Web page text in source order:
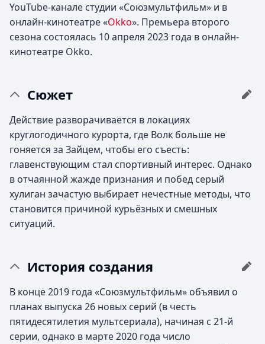
YouTube-канале студии «Союзмультфильм» и в
онлайн-кинотеатре «Okko». Премьера второго
сезона состоялась 10 апреля 2023 года в онлайн-
кинотеатре Okko.
Сюжет
Действие разворачивается в локациях
круглогодичного курорта, где Волк больше не
гоняется за Зайцем, чтобы его съесть:
главенствующим стал спортивный интерес. Однако
в отчаянной жажде признания и побед серый
хулиган зачастую выбирает нечестные методы, что
становится причиной курьёзных и смешных
ситуаций.
История создания
В конце 2019 года «Союзмультфильм» объявил о
планах выпуска 26 новых серий (в честь
пятидесятилетия мультсериала), начиная с 21-й
серии, однако в марте 2020 года число